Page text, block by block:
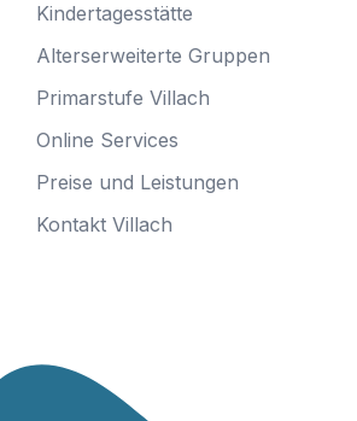
Kindertagesstätte
Alterserweiterte Gruppen
Primarstufe Villach
Online Services
Preise und Leistungen
Kontakt Villach